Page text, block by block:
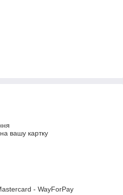
вашу картку
- WayForPay